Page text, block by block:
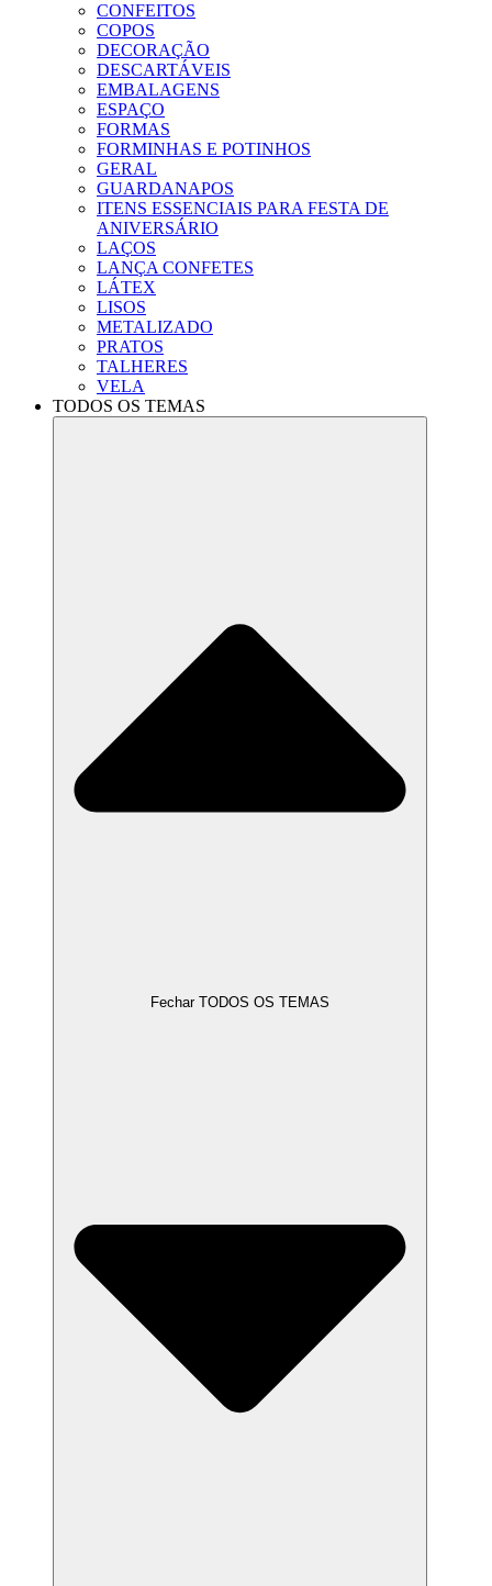
CONFEITOS
COPOS
DECORAÇÃO
DESCARTÁVEIS
EMBALAGENS
ESPAÇO
FORMAS
FORMINHAS E POTINHOS
GERAL
GUARDANAPOS
ITENS ESSENCIAIS PARA FESTA DE
ANIVERSÁRIO
LAÇOS
LANÇA CONFETES
LÁTEX
LISOS
METALIZADO
PRATOS
TALHERES
VELA
TODOS OS TEMAS
Fechar TODOS OS TEMAS